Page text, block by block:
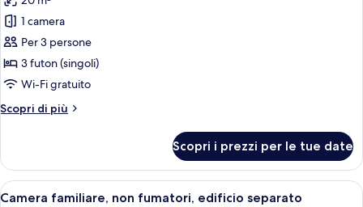
piano
terra
le
foto
per
Camera
Economy,
fumatori,
1 camera
Per 3 persone
3 futon (singoli)
Wi-Fi gratuito
Scopri di più
Altri
Economy,
non
fumatori,
Scopri i prezzi per le tue date
Apri
Una tradizionale stanza
13
Camera familiare, non fumatori, edificio separato